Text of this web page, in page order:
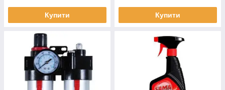
Купити Купити